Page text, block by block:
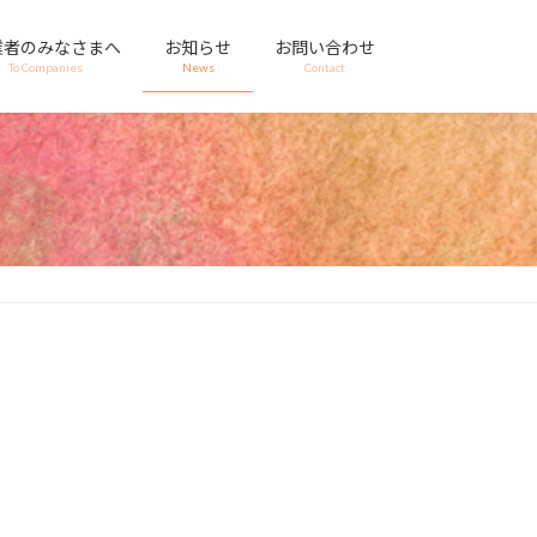
のみなさまへ
To Companies
お知らせ
News
お問い合わせ
Contact